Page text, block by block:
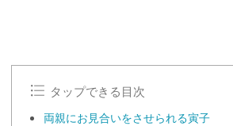
タップできる目次
両親にお見合いをさせられる寅子